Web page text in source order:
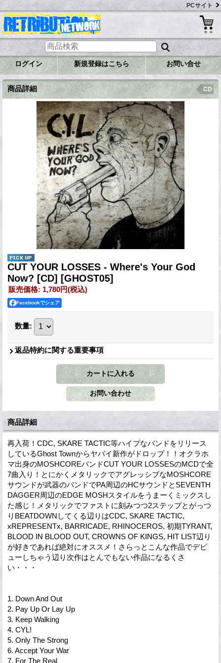
PCサイト
ログイン 新規登録はこちら お問い合せ
商品詳細 CD
CUT YOUR LOSSES - Where's Your God
Now? [CD] [GHOST05]
販売価格: 1,780円(税込)
Facebookでシェア
数量:
返品特約に関する重要事項
商品詳細
再入荷！CDC, SKARE TACTIC等ハイプなバンドをリリース
しているGhost Townからヤバイ新作がドロップ！！オクラホ
マ出身のMOSHCOREバンドCUT YOUR LOSSESのMCDで全
7曲入り！とにかくメタリックでアグレッシブなMOSHCORE
サウンドが武器のバンドでPA周辺のHCサウンドとSEVENTH
DAGGER周辺のEDGE MOSHスタイルをうまーくミックスし
た感じ！メタリックでファストに刻みつつ2ステップとがっつ
りBEATDOWNしてくる辺りはCDC, SKARE TACTIC,
xREPRESENTx, BARRICADE, RHINOCEROS, 初期TYRANT,
BLOOD IN BLOOD OUT, CROWNS OF KINGS, HIT LIST辺り
が好きであれば絶対にオススメ！さらっとこんな作品でデビ
ューしちゃう辺り次作はとんでもない作品になるくさ
い・・・
1. Down And Out
2. Pay Up Or Lay Up
3. Keep Walking
4. CYL!
5. Only The Strong
6. Accept Your War
7. For The Real